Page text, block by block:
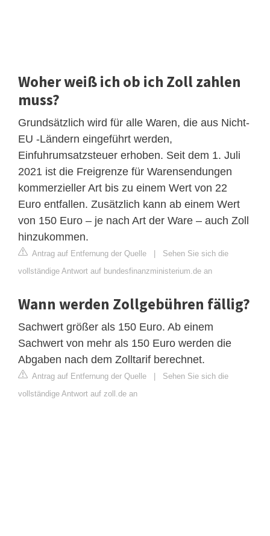
Woher weiß ich ob ich Zoll zahlen
muss?
Grundsätzlich wird für alle Waren, die aus Nicht-
EU -Ländern eingeführt werden,
Einfuhrumsatzsteuer erhoben. Seit dem 1. Juli
2021 ist die Freigrenze für Warensendungen
kommerzieller Art bis zu einem Wert von 22
Euro entfallen. Zusätzlich kann ab einem Wert
von 150 Euro – je nach Art der Ware – auch Zoll
hinzukommen.
Antrag auf Entfernung der Quelle
Sehen Sie sich die
vollständige Antwort auf bundesfinanzministerium.de an
Wann werden Zollgebühren fällig?
Sachwert größer als 150 Euro. Ab einem
Sachwert von mehr als 150 Euro werden die
Abgaben nach dem Zolltarif berechnet.
Antrag auf Entfernung der Quelle
Sehen Sie sich die
vollständige Antwort auf zoll.de an